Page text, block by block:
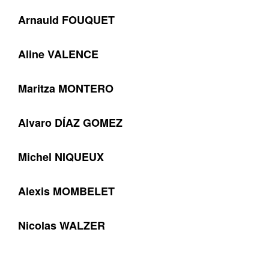
Arnauld FOUQUET
Aline VALENCE
Maritza MONTERO
Alvaro DÍAZ GOMEZ
Michel NIQUEUX
Alexis MOMBELET
Nicolas WALZER